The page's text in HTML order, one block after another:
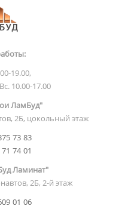
19.00,
10.00-17.00
ЛамБуд"
2Б, цокольный этаж
73 83
74 01
Ламинат"
2Б, 2-й этаж
01 06